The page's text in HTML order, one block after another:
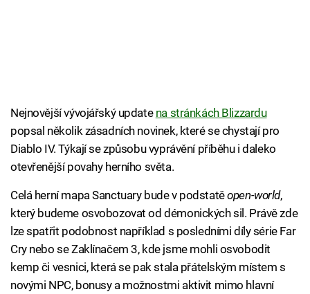
Nejnovější vývojářský update na stránkách Blizzardu
popsal několik zásadních novinek, které se chystají pro
Diablo IV. Týkají se způsobu vyprávění příběhu i daleko
otevřenější povahy herního světa.
Celá herní mapa Sanctuary bude v podstatěopen-world,
který budeme osvobozovat od démonických sil. Právě zde
lze spatřit podobnost například s posledními díly série Far
Cry nebo se Zaklínačem 3, kde jsme mohli osvobodit
kemp či vesnici, která se pak stala přátelským místem s
novými NPC, bonusy a možnostmi aktivit mimo hlavní